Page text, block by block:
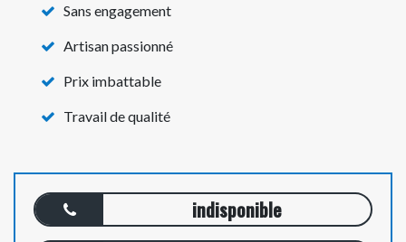
Sans engagement
Artisan passionné
Prix imbattable
Travail de qualité
indisponible